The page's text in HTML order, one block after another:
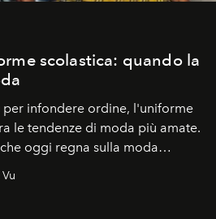
scolastica: quando la
infondere ordine, l'uniforme
le tendenze di moda più amate.
oggi regna sulla moda
pop.